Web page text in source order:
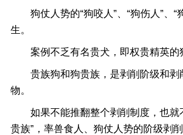
狗仗人势的“狗咬人”、“狗伤人”、“
生。
案例不乏有名贵犬，即权贵精英的
贵族狗和狗贵族，是剥削阶级和剥
物。
如果不能推翻整个剥削制度，也就
贵族”，率兽食人、狗仗人势的阶级剥